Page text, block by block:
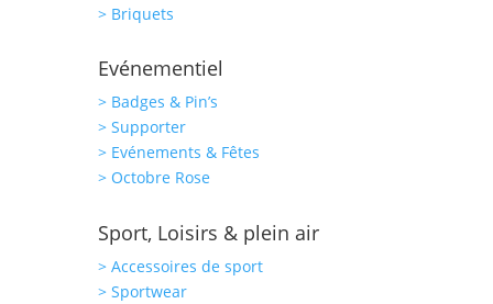
> Briquets
Evénementiel
> Badges & Pin’s
> Supporter
> Evénements & Fêtes
> Octobre Rose
Sport, Loisirs & plein air
> Accessoires de sport
> Sportwear